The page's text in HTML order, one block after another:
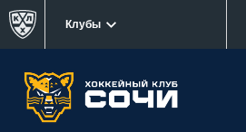
Клубы